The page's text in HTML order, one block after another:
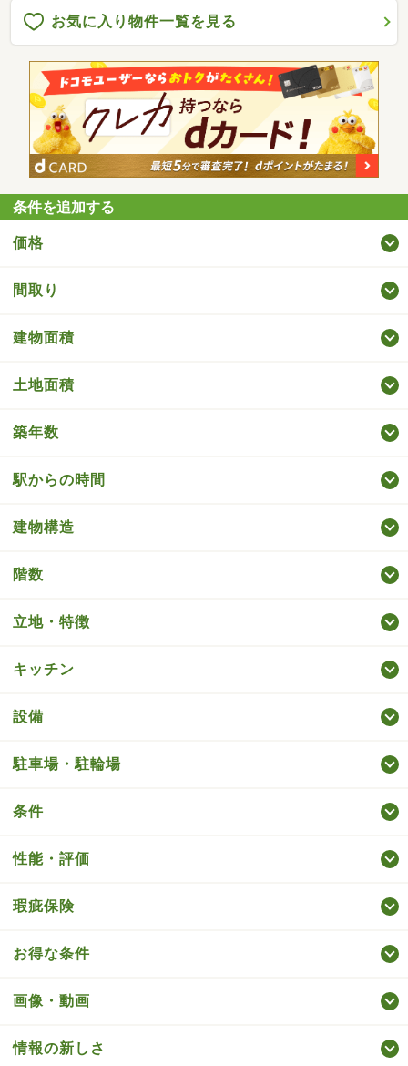
お気に入り物件一覧を見る
条件を追加する
価格
間取り
建物面積
土地面積
築年数
駅からの時間
建物構造
階数
立地・特徴
キッチン
設備
駐車場・駐輪場
条件
性能・評価
瑕疵保険
お得な条件
画像・動画
情報の新しさ